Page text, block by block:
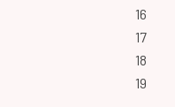
16
17
18
19